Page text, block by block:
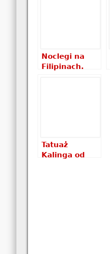
Noclegi na
Filipinach.
Tatuaż
Kalinga od